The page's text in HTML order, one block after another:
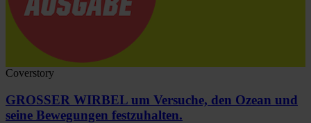
Coverstory
GROSSER WIRBEL um Versuche, den Ozean und
seine Bewegungen festzuhalten.